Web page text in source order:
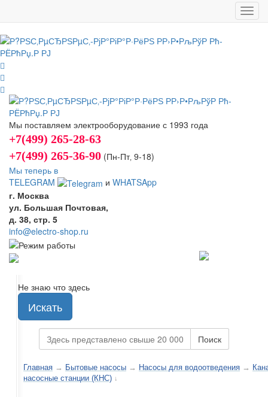
Мы поставляем электрооборудование с 1993 года
+7(499) 265-28-63
+7(499) 265-36-90 (Пн-Пт‚ 9-18)
Мы теперь в
TELEGRAM
и WHATSApp
г. Москва
ул. Большая Почтовая,
д. 38, стр. 5
info@electro-shop.ru
Не знаю что здесь
Искать
Поиск
Главная → Бытовые насосы → Насосы для водоотведения →
насосные станции (КНС) ↓